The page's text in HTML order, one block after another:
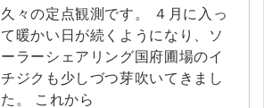
久々の定点観測です。 ４月に入っ
て暖かい日が続くようになり、ソ
ーラーシェアリング国府圃場のイ
チジクも少しづつ芽吹いてきまし
た。 これから